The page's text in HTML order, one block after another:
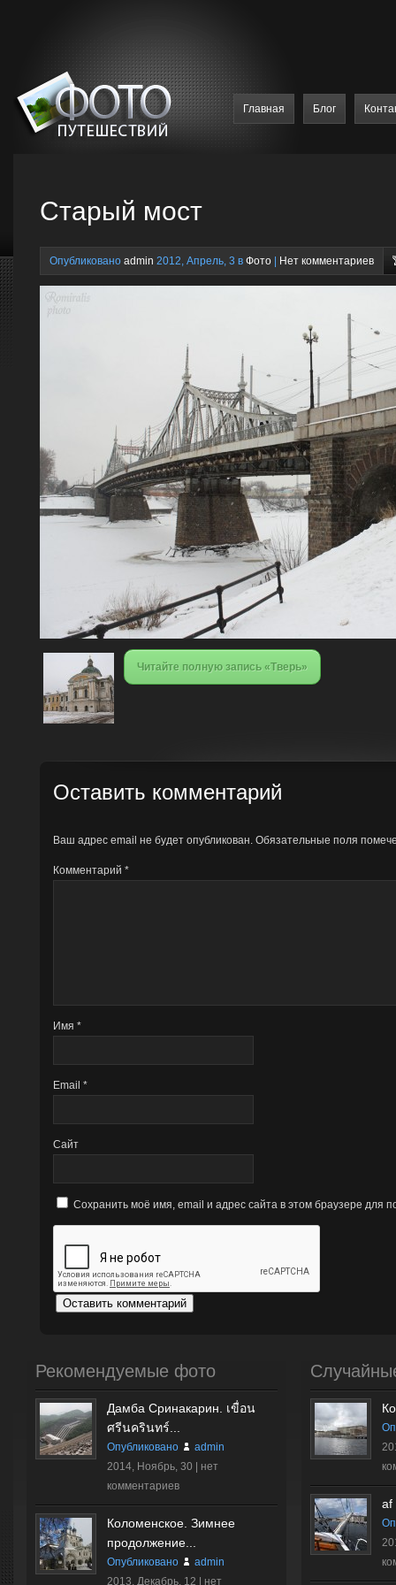
Главная Блог
Старый мост
Опубликовано admin 2012, Апрель, 3 в Фото Нет комментариев
Читайте полную запись «Тверь»
Оставить комментарий
Ваш адрес email не будет опубликован. Обязательные поля
Комментарий *
Имя *
Email *
Сайт
Сохранить моё имя, email и адрес сайта в этом браузере для
Рекомендуемые фото
Дамба Сринакарин. เขื่อน
ศรีนครินทร์...
Опубликовано
admin
2014, Ноябрь, 30 | нет
комментариев
Коломенское. Зимнее
продолжение...
Опубликовано
admin
2013, Декабрь, 12 | нет
af